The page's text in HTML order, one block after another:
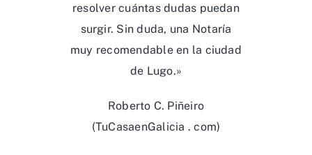
resolver cuántas dudas puedan
surgir. Sin duda, una Notaría
muy recomendable en la ciudad
de Lugo.»
Roberto C. Piñeiro
(TuCasaenGalicia . com)